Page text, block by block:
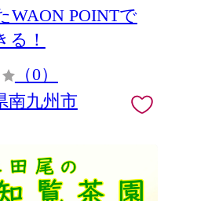
WAON POINTで
る！
（0）
南九州市